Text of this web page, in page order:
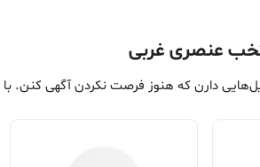
عنصری غربی
دارن که هنوز فرصت نکردن آگهی کنن.